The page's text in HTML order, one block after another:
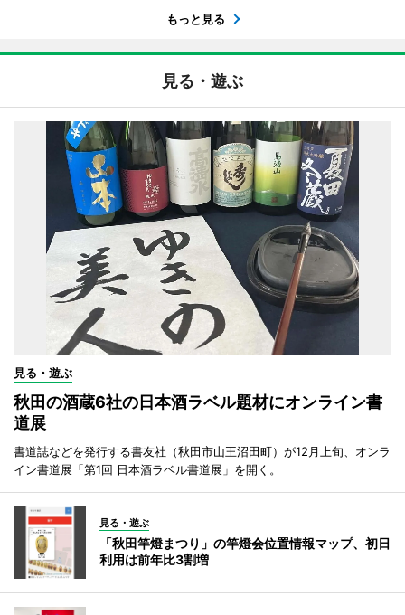
もっと見る
見る・遊ぶ
見る・遊ぶ
秋田の酒蔵6社の日本酒ラベル題材にオンライン書
道展
書道誌などを発行する書友社（秋田市山王沼田町）が12月上旬、オンラ
イン書道展「第1回 日本酒ラベル書道展」を開く。
見る・遊ぶ
「秋田竿燈まつり」の竿燈会位置情報マップ、初日
利用は前年比3割増